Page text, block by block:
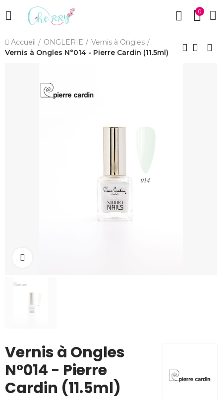
0
Accueil ONGLERIE
Vernis à Ongles
Vernis à Ongles N°014 - Pierre Cardin (11.5ml)
Vernis à Ongles
N°014 - Pierre
Cardin (11.5ml)